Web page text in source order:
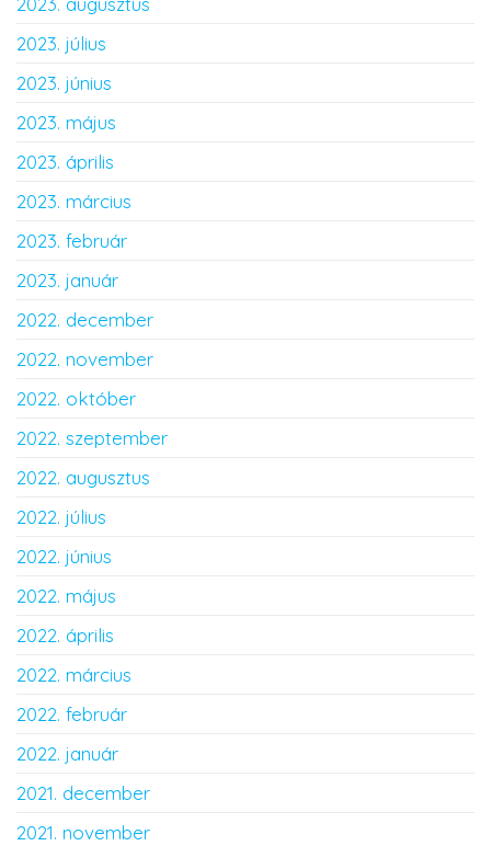
2023. július
2023. június
2023. május
2023. április
2023. március
2023. február
2023. január
2022. december
2022. november
2022. október
2022. szeptember
2022. augusztus
2022. július
2022. június
2022. május
2022. április
2022. március
2022. február
2022. január
2021. december
2021. november